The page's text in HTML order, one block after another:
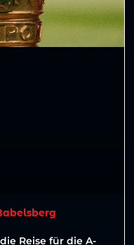
Reise für die A-